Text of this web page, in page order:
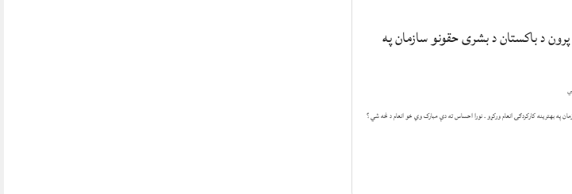
د باکستان د بشری حقونو سازمان په
په بهترینه کارکردګۍ انعام ورکړو . نورا احساس ته دې مبارک وي خو انعام د څه شي ؟